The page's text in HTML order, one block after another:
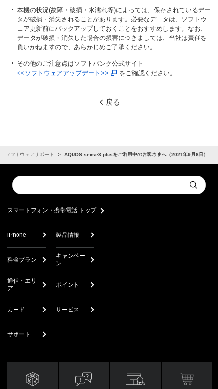
本機の状況(故障・破損・水濡れ等)によっては、保存されているデー
タが破損・消失されることがあります。必要なデータは、ソフトウ
ェア更新前にバックアップしておくことをおすすめします。なお、
データが破損・消失した場合の損害につきましては、当社は責任を
負いかねますので、あらかじめご了承ください。
その他のご注意点はソフトバンク公式サイト
<<ソフトウェアアップデート>>
をご確認ください。
戻る
ソフトウェアサポート AQUOS sense3 plusをご利用中のお客さまへ（2021年9月6日）
Conduct
a
Submit
スマートフォン・携帯電話 トップ
iPhone 製品情報
料金プラン
キャンペー
ン
通信・エリ
ア
ポイント
カード サービス
サポート